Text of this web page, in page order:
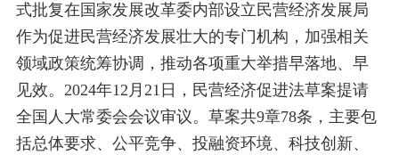
式批复在国家发展改革委内部设立民营经济发展局
作为促进民营经济发展壮大的专门机构，加强相关
领域政策统筹协调，推动各项重大举措早落地、早
见效。2024年12月21日，民营经济促进法草案提请
全国人大常委会会议审议。草案共9章78条，主要包
括总体要求、公平竞争、投融资环境、科技创新、